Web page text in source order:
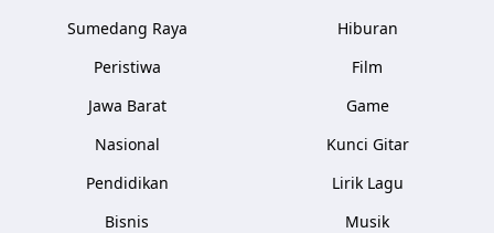
Sumedang Raya
Peristiwa
Jawa Barat
Nasional
Pendidikan
Bisnis
Hiburan
Film
Game
Kunci Gitar
Lirik Lagu
Musik